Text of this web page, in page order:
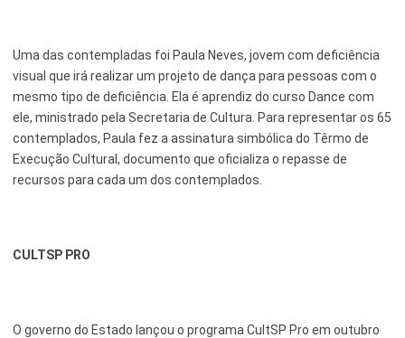
Uma das contempladas foi Paula Neves, jovem com deficiência
visual que irá realizar um projeto de dança para pessoas com o
mesmo tipo de deficiência. Ela é aprendiz do curso Dance com
ele, ministrado pela Secretaria de Cultura. Para representar os 65
contemplados, Paula fez a assinatura simbólica do Têrmo de
Execução Cultural, documento que oficializa o repasse de
recursos para cada um dos contemplados.
CULTSP PRO
O governo do Estado lançou o programa CultSP Pro em outubro